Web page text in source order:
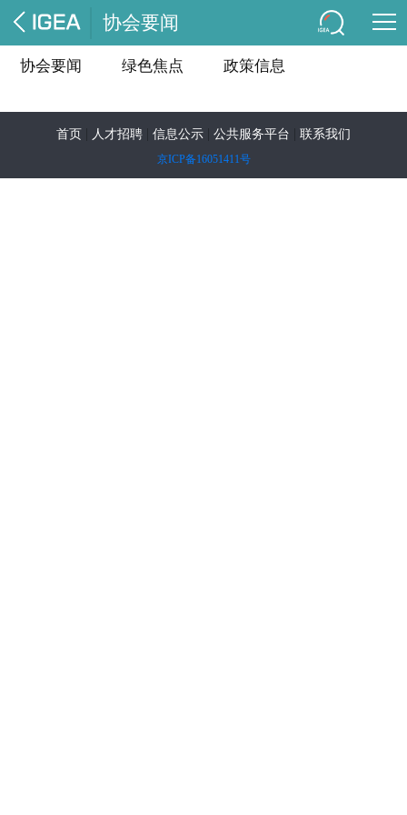
协会要闻
协会要闻 绿色焦点 政策信息
首页 人才招聘 信息公示 公共服务平台 联系我们
京ICP备16051411号